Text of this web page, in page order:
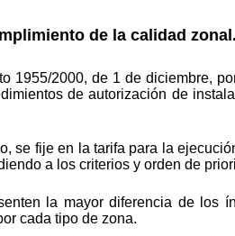
de la calidad zonal.
1955/2000, de 1 de diciembre,
de autorización de
se fije en la tarifa para la
a los criterios y orden de
la mayor diferencia de los
cada tipo de zona.